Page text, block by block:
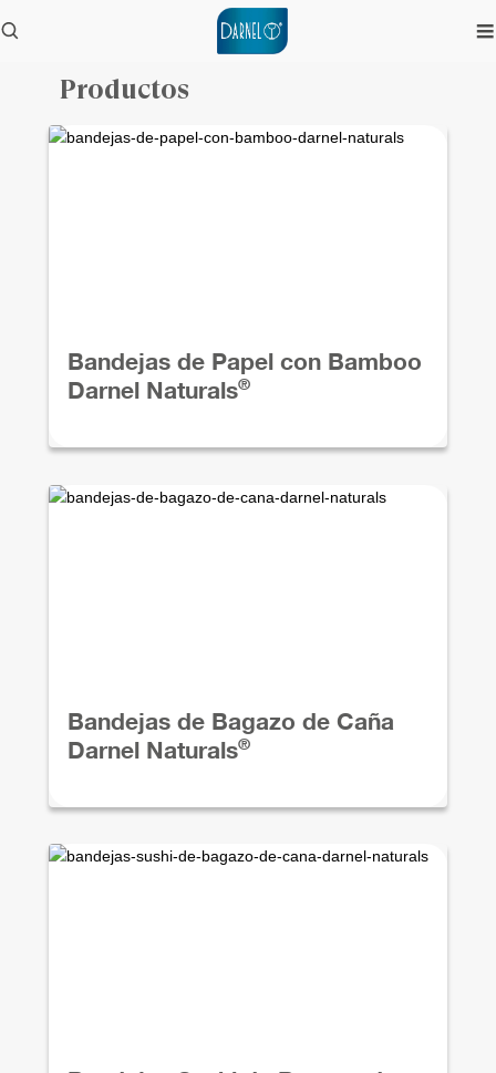
Productos
Bandejas de Papel con Bamboo
Darnel Naturals®
Bandejas de Bagazo de Caña
Darnel Naturals®